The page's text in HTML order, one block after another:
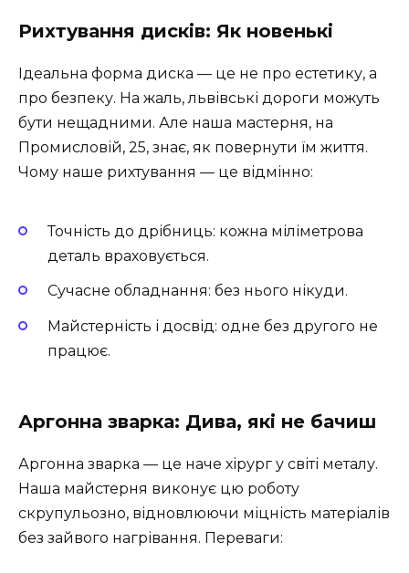
Рихтування дисків: Як новенькі
Ідеальна форма диска — це не про естетику, а
про безпеку. На жаль, львівські дороги можуть
бути нещадними. Але наша мастерня, на
Промисловій, 25, знає, як повернути їм життя.
Чому наше рихтування — це відмінно:
Точність до дрібниць: кожна міліметрова
деталь враховується.
Сучасне обладнання: без нього нікуди.
Майстерність і досвід: одне без другого не
працює.
Аргонна зварка: Дива, які не бачиш
Аргонна зварка — це наче хірург у світі металу.
Наша майстерня виконує цю роботу
скрупульозно, відновлюючи міцність матеріалів
без зайвого нагрівання. Переваги: